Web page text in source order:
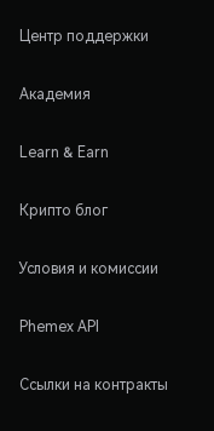
Центр поддержки
Академия
Learn & Earn
Крипто блог
Условия и комиссии
Phemex API
Ссылки на контракты